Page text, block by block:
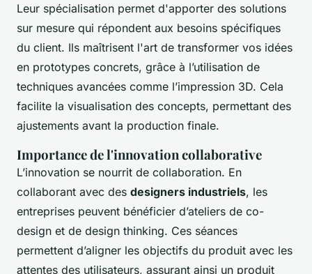
Leur spécialisation permet d'apporter des solutions
sur mesure qui répondent aux besoins spécifiques
du client. Ils maîtrisent l'art de transformer vos idées
en prototypes concrets, grâce à l’utilisation de
techniques avancées comme l’impression 3D. Cela
facilite la visualisation des concepts, permettant des
ajustements avant la production finale.
Importance de l'innovation collaborative
L’innovation se nourrit de collaboration. En
collaborant avec des designers industriels, les
entreprises peuvent bénéficier d’ateliers de co-
design et de design thinking. Ces séances
permettent d’aligner les objectifs du produit avec les
attentes des utilisateurs, assurant ainsi un produit